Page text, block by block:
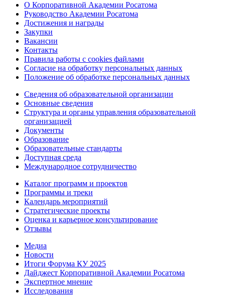
О Корпоративной Академии Росатома
Руководство Академии Росатома
Достижения и награды
Закупки
Вакансии
Контакты
Правила работы с cookies файлами
Согласие на обработку персональных данных
Положение об обработке персональных данных
Сведения об образовательной организации
Основные сведения
Структура и органы управления образовательной
организацией
Документы
Образование
Образовательные стандарты
Доступная среда
Международное сотрудничество
Каталог программ и проектов
Программы и треки
Календарь мероприятий
Стратегические проекты
Оценка и карьерное консультирование
Отзывы
Медиа
Новости
Итоги Форума КУ 2025
Дайджест Корпоративной Академии Росатома
Экспертное мнение
Исследования